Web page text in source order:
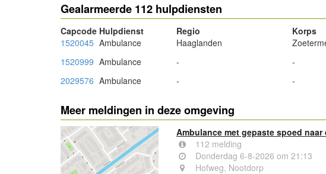
Gealarmeerde 112 hulpdiensten
Capcode Hulpdienst Regio Korps
1520045 Ambulance Haaglanden
1520999 Ambulance - -
2029576 Ambulance - -
Meer meldingen in deze omgeving
Ambulance met gepaste spoed
112 melding
Donderdag 6-8-2026 om 21:13
Hofweg, Nootdorp